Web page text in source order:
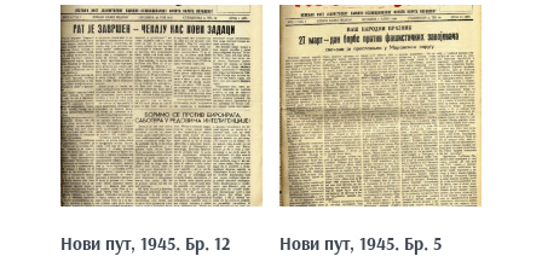
Нови пут, 1945. Бр. 12 Нови пут, 1945. Бр. 5